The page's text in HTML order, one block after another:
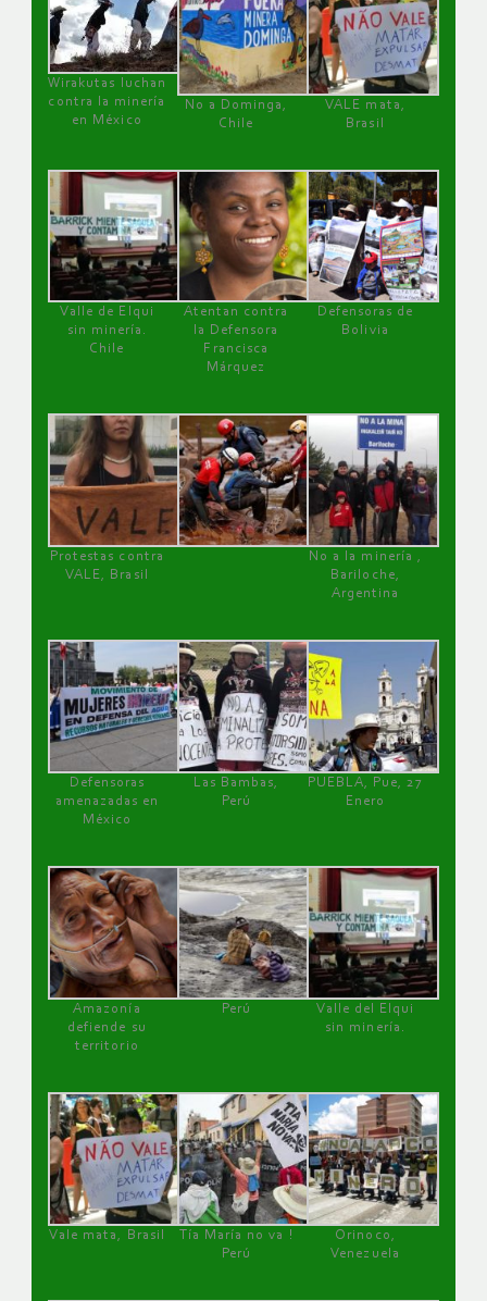
Wirakutas luchan
contra la minería
en México
No a Dominga,
Chile
VALE mata,
Brasil
Valle de Elqui
sin minería.
Chile
Atentan contra
la Defensora
Francisca
Márquez
Defensoras de
Bolivia
Protestas contra
VALE, Brasil
No a la minería ,
Bariloche,
Argentina
Defensoras
amenazadas en
México
Las Bambas,
Perú
PUEBLA, Pue, 27
Enero
Amazonía
defiende su
territorio
Perú
Valle del Elqui
sin minería.
Vale mata, Brasil
Tía María no va !
Perú
Orinoco,
Venezuela